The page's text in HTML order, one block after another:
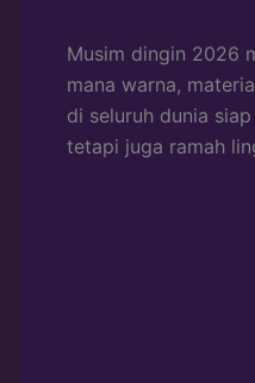
Musim dingin 2026
mana warna,
di seluruh dunia
tetapi juga ramah